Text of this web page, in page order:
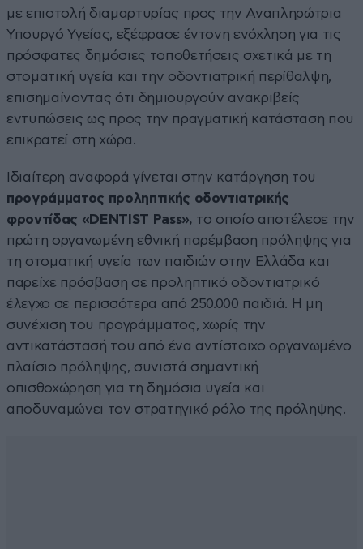
με επιστολή διαμαρτυρίας προς την Αναπληρώτρια
Υπουργό Υγείας, εξέφρασε έντονη ενόχληση για τις
πρόσφατες δημόσιες τοποθετήσεις σχετικά με τη
στοματική υγεία και την οδοντιατρική περίθαλψη,
επισημαίνοντας ότι δημιουργούν ανακριβείς
εντυπώσεις ως προς την πραγματική κατάσταση που
επικρατεί στη χώρα.
Ιδιαίτερη αναφορά γίνεται στην κατάργηση του
προγράμματος προληπτικής οδοντιατρικής
φροντίδας «DENTIST Pass», το οποίο αποτέλεσε την
πρώτη οργανωμένη εθνική παρέμβαση πρόληψης για
τη στοματική υγεία των παιδιών στην Ελλάδα και
παρείχε πρόσβαση σε προληπτικό οδοντιατρικό
έλεγχο σε περισσότερα από 250.000 παιδιά. Η μη
συνέχιση του προγράμματος, χωρίς την
αντικατάστασή του από ένα αντίστοιχο οργανωμένο
πλαίσιο πρόληψης, συνιστά σημαντική
οπισθοχώρηση για τη δημόσια υγεία και
αποδυναμώνει τον στρατηγικό ρόλο της πρόληψης.